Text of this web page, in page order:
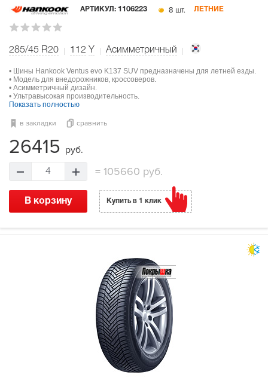
АРТИКУЛ: 1106223 8 шт. ЛЕТНИЕ
285/45 R20 112 Y Асимметричный
• Шины Hankook Ventus evo K137 SUV предназначены для летней езды.
• Модель для внедорожников, кроссоверов.
• Асимметричный дизайн.
• Ультравысокая производительность.
Показать полностью
в закладки сравнить
26415 руб.
4 = 105660 руб.
В корзину Купить в 1 клик